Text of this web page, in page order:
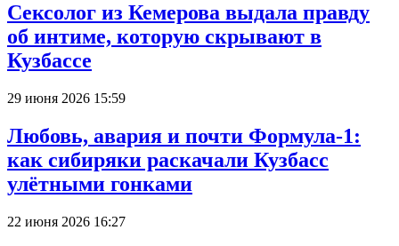
Сексолог из Кемерова выдала правду
об интиме, которую скрывают в
Кузбассе
29 июня 2026 15:59
Любовь, авария и почти Формула-1:
как сибиряки раскачали Кузбасс
улётными гонками
22 июня 2026 16:27